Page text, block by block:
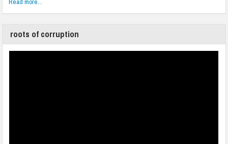
Read more...
roots of corruption